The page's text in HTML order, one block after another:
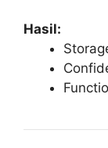
Hasil: